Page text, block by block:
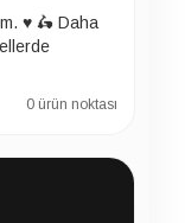
♥️ 🛵 Daha
0 ürün noktası